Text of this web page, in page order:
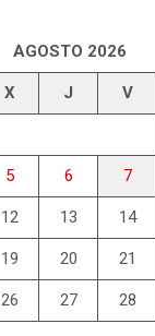
AGOSTO 2026
X J V
5 6 7
12 13 14
19 20 21
26 27 28